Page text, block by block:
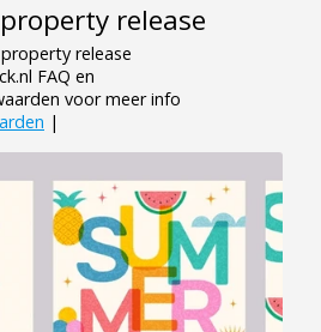
release
release
FAQ en
voor meer info
|